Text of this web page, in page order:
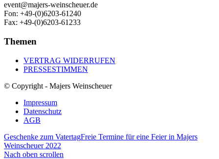
event@majers-weinscheuer.de
Fon: +49-(0)6203-61240
Fax: +49-(0)6203-61233
Themen
VERTRAG WIDERRUFEN
PRESSESTIMMEN
© Copyright - Majers Weinscheuer
Impressum
Datenschutz
AGB
Geschenke zum VatertagFreie Termine für eine Feier in Majers
Weinscheuer 2022
Nach oben scrollen